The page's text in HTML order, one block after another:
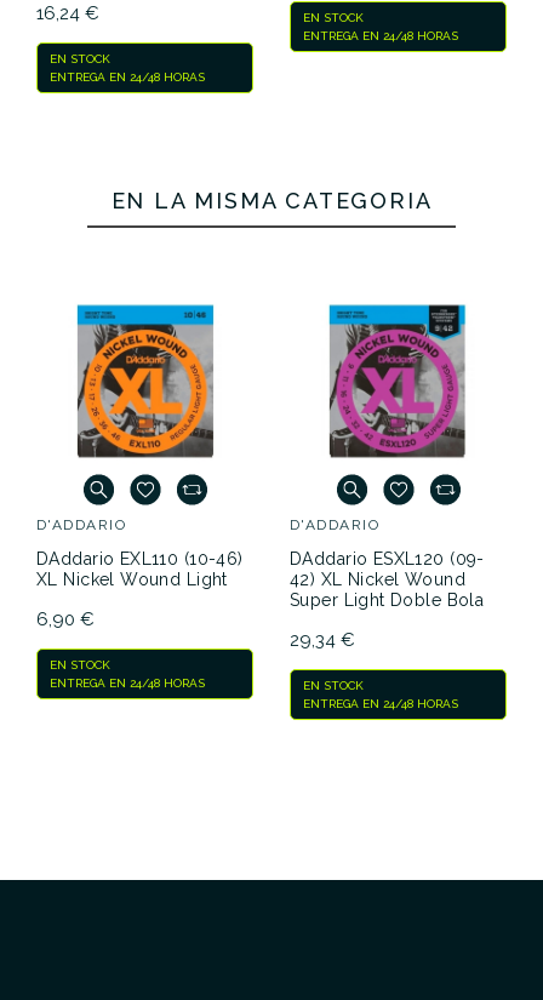
16,24 €
EN STOCK
ENTREGA EN 24/48 HORAS
EN STOCK
ENTREGA EN 24/48 HORAS
EN LA MISMA CATEGORÍA
D'ADDARIO
DAddario EXL110 (10-46)
XL Nickel Wound Light
6,90 €
EN STOCK
ENTREGA EN 24/48 HORAS
D'ADDARIO
DAddario ESXL120 (09-
42) XL Nickel Wound
Super Light Doble Bola
29,34 €
EN STOCK
ENTREGA EN 24/48 HORAS